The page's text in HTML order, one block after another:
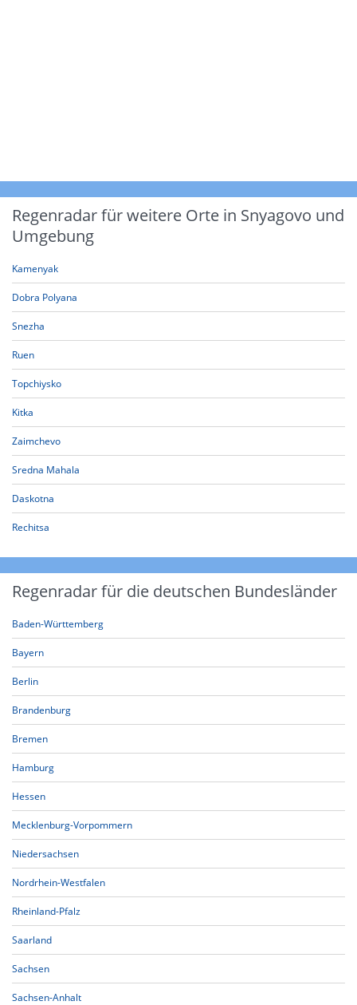
Regenradar für weitere Orte in Snyagovo und
Umgebung
Kamenyak
Dobra Polyana
Snezha
Ruen
Topchiysko
Kitka
Zaimchevo
Sredna Mahala
Daskotna
Rechitsa
Regenradar für die deutschen Bundesländer
Baden-Württemberg
Bayern
Berlin
Brandenburg
Bremen
Hamburg
Hessen
Mecklenburg-Vorpommern
Niedersachsen
Nordrhein-Westfalen
Rheinland-Pfalz
Saarland
Sachsen
Sachsen-Anhalt